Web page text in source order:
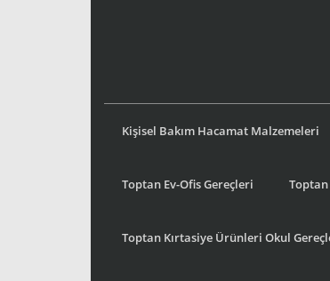
Kişisel Bakım Hacamat Malzemeleri
Toptan Ev-Ofis Gereçleri Toptan
Toptan Kırtasiye Ürünleri Okul